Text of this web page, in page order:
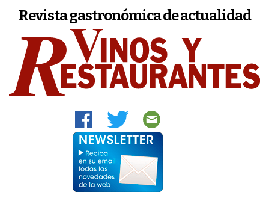
Revista gastronómica de actualidad